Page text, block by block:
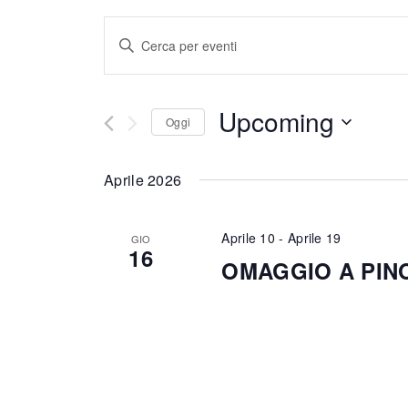
Eventi
Ricerca
e
Navigazione
Inserisci
Cerca
Parola
Oggi Upcoming
Aprile 2026
GIO
16
Aprile 10 - Aprile 19
OMAGGIO A